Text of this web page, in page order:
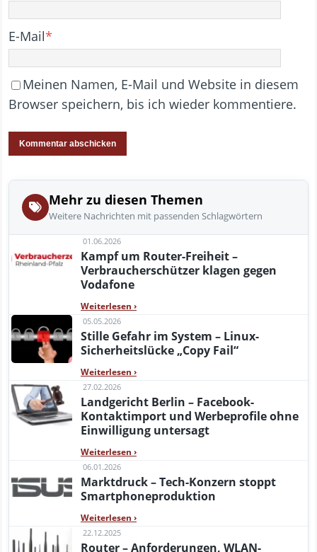
E-Mail*
Meinen Namen, E-Mail und Website in diesem
Browser speichern, bis ich wieder kommentiere.
Mehr zu diesen Themen
Weitere Nachrichten mit passenden Schlagwörtern
01.06.2026
Kampf um Router-Freiheit –
Verbraucherschützer klagen gegen
Vodafone
Weiterlesen ›
05.05.2026
Stille Gefahr im System – Linux-
Sicherheitslücke „Copy Fail“
Weiterlesen ›
27.02.2026
Landgericht Berlin – Facebook-
Kontaktimport und Werbeprofile ohne
Einwilligung untersagt
Weiterlesen ›
06.01.2026
Marktdruck – Tech-Konzern stoppt
Smartphoneproduktion
Weiterlesen ›
22.12.2025
Router – Anforderungen, WLAN-